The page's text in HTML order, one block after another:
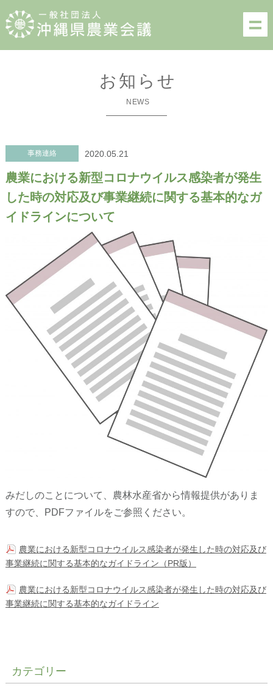
お知らせ
NEWS
事務連絡 2020.05.21
農業における新型コロナウイルス感染者が発生
した時の対応及び事業継続に関する基本的なガ
イドラインについて
みだしのことについて、農林水産省から情報提供がありま
すので、PDFファイルをご参照ください。
農業における新型コロナウイルス感染者が発生した時の対応及び
事業継続に関する基本的なガイドライン（PR版）
農業における新型コロナウイルス感染者が発生した時の対応及び
事業継続に関する基本的なガイドライン
カテゴリー